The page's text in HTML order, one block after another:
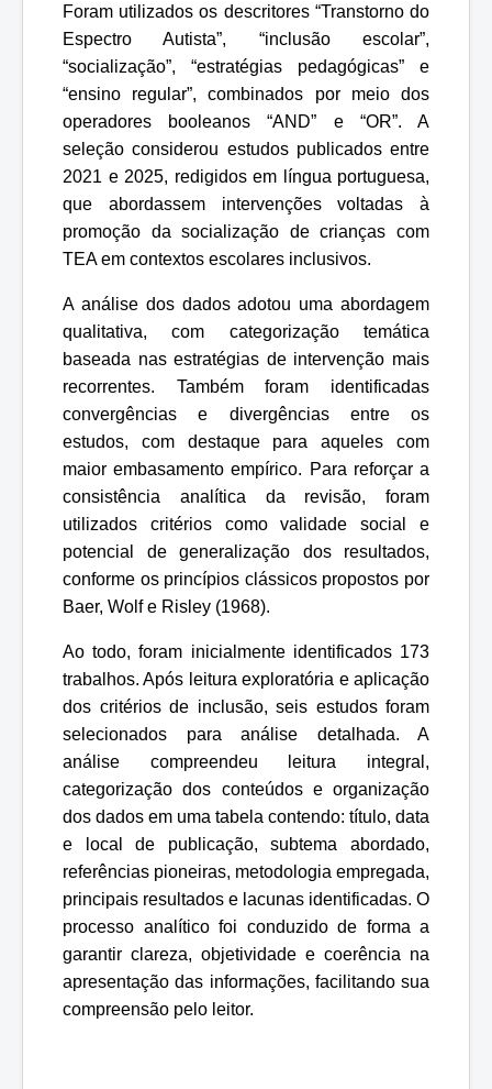
Foram utilizados os descritores “Transtorno do
Espectro Autista”, “inclusão escolar”,
“socialização”, “estratégias pedagógicas” e
“ensino regular”, combinados por meio dos
operadores booleanos “AND” e “OR”. A
seleção considerou estudos publicados entre
2021 e 2025, redigidos em língua portuguesa,
que abordassem intervenções voltadas à
promoção da socialização de crianças com
TEA em contextos escolares inclusivos.
A análise dos dados adotou uma abordagem
qualitativa, com categorização temática
baseada nas estratégias de intervenção mais
recorrentes. Também foram identificadas
convergências e divergências entre os
estudos, com destaque para aqueles com
maior embasamento empírico. Para reforçar a
consistência analítica da revisão, foram
utilizados critérios como validade social e
potencial de generalização dos resultados,
conforme os princípios clássicos propostos por
Baer, Wolf e Risley (1968).
Ao todo, foram inicialmente identificados 173
trabalhos. Após leitura exploratória e aplicação
dos critérios de inclusão, seis estudos foram
selecionados para análise detalhada. A
análise compreendeu leitura integral,
categorização dos conteúdos e organização
dos dados em uma tabela contendo: título, data
e local de publicação, subtema abordado,
referências pioneiras, metodologia empregada,
principais resultados e lacunas identificadas. O
processo analítico foi conduzido de forma a
garantir clareza, objetividade e coerência na
apresentação das informações, facilitando sua
compreensão pelo leitor.